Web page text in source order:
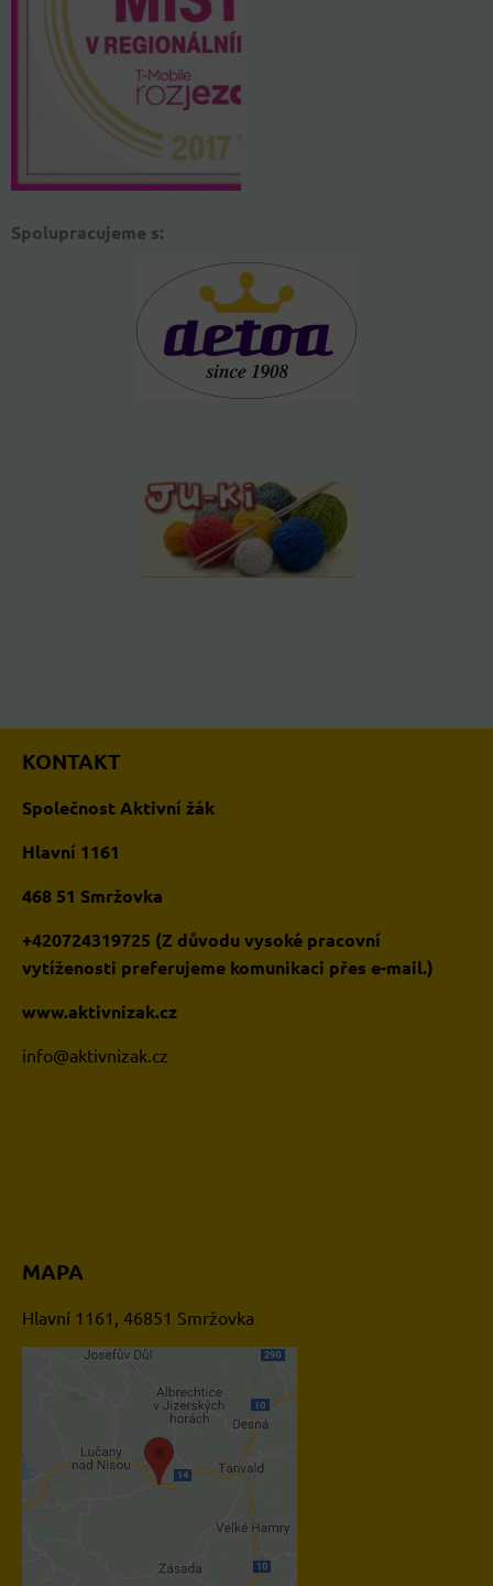
Spolupracujeme s:
KONTAKT
Společnost Aktivní žák
Hlavní 1161
468 51 Smržovka
+420724319725 (Z důvodu vysoké pracovní
vytíženosti preferujeme komunikaci přes e-mail.)
www.aktivnizak.cz
info@aktivnizak.cz
MAPA
Hlavní 1161, 46851 Smržovka
Externí obsah je blokován
Volbami soukromí
Přejete si načíst externí